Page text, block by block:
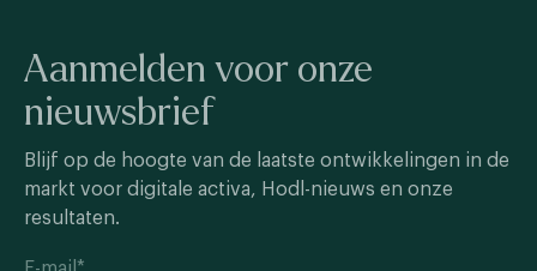
Aanmelden voor onze
nieuwsbrief
Blijf op de hoogte van de laatste ontwikkelingen in de
markt voor digitale activa, Hodl-nieuws en onze
resultaten.